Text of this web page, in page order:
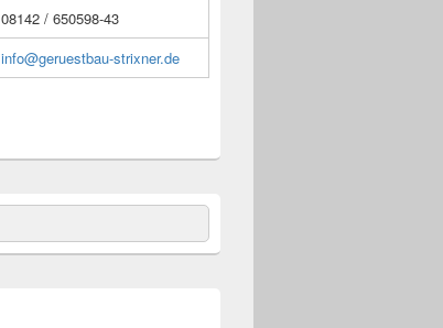
08142 / 650598-43
info@geruestbau-strixner.de